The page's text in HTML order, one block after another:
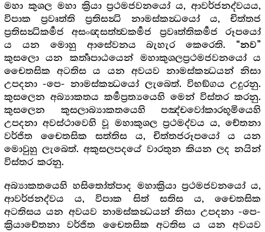
මහා කුශල මහා ක්‍රියා ප්‍රථමජවනයෝ ය, ආවර්ජනද්වයය,
විපාක ප්‍රවෘත්ති ප්‍රතිසන්‍ධි නාමස්කන්‍ධයෝ ය, චිත්තජ
ප්‍රතිසන්‍ධිකර්‍මජ අසංඥසත්ත්‍වකර්‍මජ ප්‍රවෘත්තිකර්‍මජ රූපයෝ
ය යන මොහු ආසේවනය බැහැර කෙරෙති. “නව”
කුසලො යන කර්‍තෘපාඨයෙන් මහාකුශලප්‍රථමජවනයෝ ය
චෛතසික අටතිස ය යන අවයව නාමස්කන්‍ධයන් නිසා
උපදනා -පෙ- නාමස්කන්‍ධයෝ ලැබෙත්. විභඞ්ගය උදුරනු.
කුසලෙන අබ්‍යාකතය කර්‍මප්‍රත්‍යයෙහි මෙන් විස්තර කරනු.
කුසලෙන කුසලාබ්‍යාකතයෙහි පඤ්චවෝකාරභූමියෙහි
උපදනා අවස්ථාවෙහි වූ මහාකුශල ප්‍රථමද්වය ය, චේතනා
වර්ජිත චෛතසික සත්තිස ය, චිත්තජරූපයෝ ය යන
මොවුහු ලැබෙත්. අකුසලපදයේ වාරතුන කියන ලද නයින්
විස්තර කරනු.
අබ්‍යාකතයෙහි හසිතෝත්පාද මහාක්‍රියා ප්‍රථමජවනයෝ ය,
ආවර්ජනද්වය ය, විපාක සිත් සතිස ය, චෛතසික
අටතිසය යන අවයව නාමස්කන්‍ධයන් නිසා උපදනා -පෙ-
ක්‍රියාචේතනා වර්ජිත චෛතසික අටතිස ය යන අවයව